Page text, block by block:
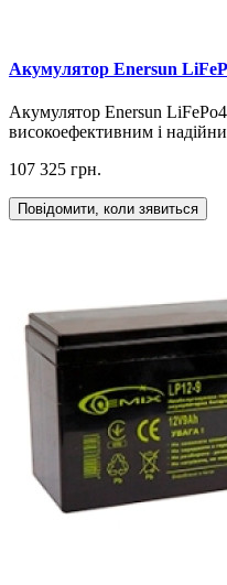
Акумулятор Enersun
Акумулятор Enersun
високоефективним і
107 325 грн.
Повідомити, коли зявиться